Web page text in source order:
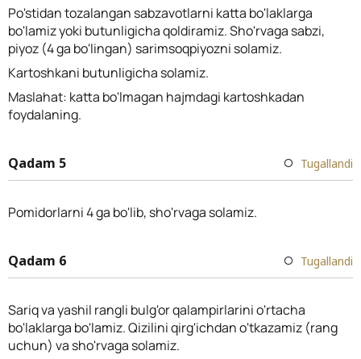
Po'stidan tozalangan sabzavotlarni katta bo'laklarga
bo'lamiz yoki butunligicha qoldiramiz. Sho'rvaga sabzi,
piyoz (4 ga bo'lingan) sarimsoqpiyozni solamiz.
Kartoshkani butunligicha solamiz.
Maslahat: katta bo'lmagan hajmdagi kartoshkadan
foydalaning.
Qadam 5 Tugallandi
Pomidorlarni 4 ga bo'lib, sho'rvaga solamiz.
Qadam 6 Tugallandi
Sariq va yashil rangli bulg'or qalampirlarini o'rtacha
bo'laklarga bo'lamiz. Qizilini qirg'ichdan o'tkazamiz (rang
uchun) va sho'rvaga solamiz.